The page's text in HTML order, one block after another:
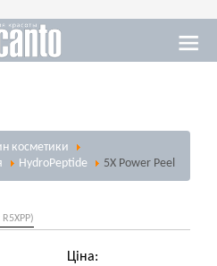
косметики
HydroPeptide 5X Power Peel
R5XPP)
Ціна: